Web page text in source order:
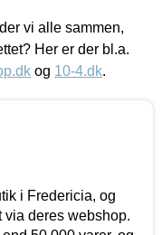
vi alle sammen,
Her er der bl.a.
og 10-4.dk.
i Fredericia, og
deres webshop.